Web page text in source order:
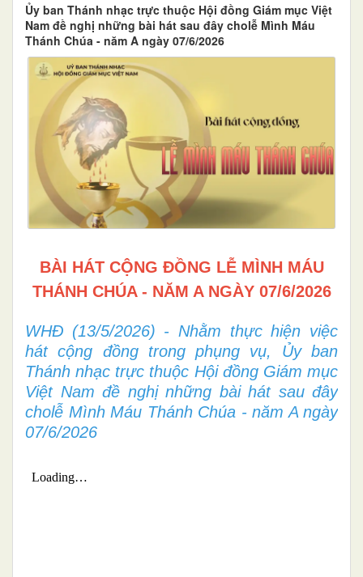
Ủy ban Thánh nhạc trực thuộc Hội đồng Giám mục Việt
Nam đề nghị những bài hát sau đây cholễ Mình Máu
Thánh Chúa - năm A ngày 07/6/2026
BÀI HÁT CỘNG ĐỒNG LỄ MÌNH MÁU
THÁNH CHÚA - NĂM A NGÀY 07/6/2026
WHĐ (13/5/2026) - Nhằm thực hiện việc
hát cộng đồng trong phụng vụ, Ủy ban
Thánh nhạc trực thuộc Hội đồng Giám mục
Việt Nam đề nghị những bài hát sau đây
cholễ Mình Máu Thánh Chúa - năm A ngày
07/6/2026